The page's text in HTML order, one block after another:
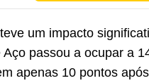
um impacto
passou a ocupar a
apenas 10 pontos